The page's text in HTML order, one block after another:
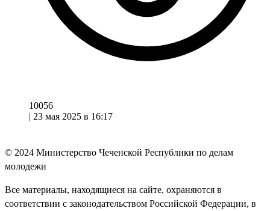
10056
| 23 мая 2025 в 16:17
© 2024 Министерство Чеченской Республики по делам
молодежи
Все материалы, находящиеся на сайте, охраняются в
соответствии с законодательством Российской Федерации, в